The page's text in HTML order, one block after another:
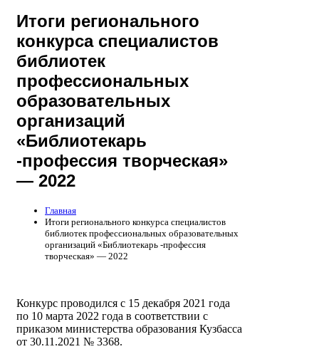
Итоги регионального
конкурса специалистов
библиотек
профессиональных
образовательных
организаций
«Библиотекарь
-профессия творческая»
— 2022
Главная
Итоги регионального конкурса специалистов
библиотек профессиональных образовательных
организаций «Библиотекарь -профессия
творческая» — 2022
Конкурс проводился с 15 декабря 2021 года
по 10 марта 2022 года в соответствии с
приказом министерства образования Кузбасса
от 30.11.2021 № 3368.